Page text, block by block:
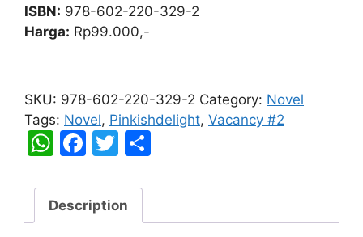
ISBN: 978-602-220-329-2
Harga: Rp99.000,-
#2
quantity
SKU: 978-602-220-329-2 Category: Novel
Tags: Novel, Pinkishdelight, Vacancy #2
W
at
s
F
c
e
T
itt
er e
Description